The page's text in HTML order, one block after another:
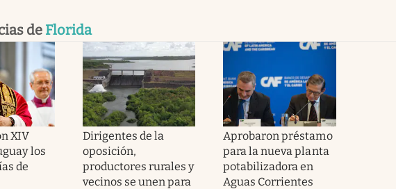
de Florida
XIV
los
de
Dirigentes de la
oposición,
productores rurales y
vecinos se unen para
Aprobaron préstamo
para la nueva planta
potabilizadora en
Aguas Corrientes